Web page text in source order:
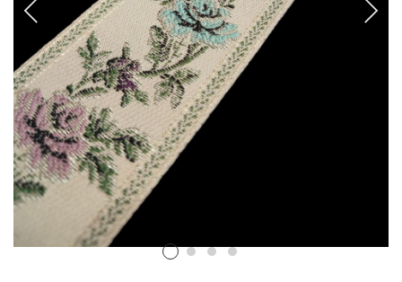
Alicante y Castellón
Infantil
Ropa Interior
ENCAJES Y BORDADOS
Bolillo
Valenciennes y alençon
Tira Bordada